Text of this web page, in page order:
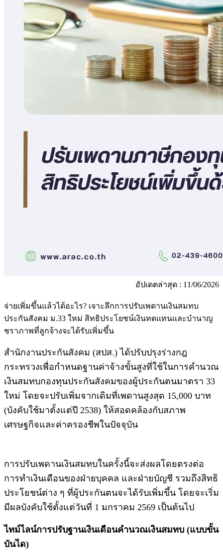
อัปเดตล่าสุด : 11/06/2026
จ่ายเพิ่มขึ้นแล้วได้อะไร? เจาะลึกการปรับเพดานเงินสมทบ
ประกันสังคม ม.33 ใหม่ สิทธิประโยชน์เงินทดแทนและบำนาญ
ชราภาพที่ลูกจ้างจะได้รับเพิ่มขึ้น
สำนักงานประกันสังคม (สปส.) ได้ปรับปรุงร่างกฎ
กระทรวงเพื่อกำหนดฐานค่าจ้างขั้นสูงที่ใช้ในการคำนวณ
เงินสมทบกองทุนประกันสังคมของผู้ประกันตนมาตรา 33
ใหม่ โดยจะปรับเพิ่มจากเดิมที่เพดานสูงสุด 15,000 บาท
(บังคับใช้มาตั้งแต่ปี 2538) ให้สอดคล้องกับสภาพ
เศรษฐกิจและค่าครองชีพในปัจจุบัน
การปรับเพดานเงินสมทบในครั้งนี้จะส่งผลโดยตรงต่อ
การทำเงินเดือนของฝ่ายบุคคล และฝ่ายบัญชี รวมถึงสิทธิ
ประโยชน์ต่าง ๆ ที่ผู้ประกันตนจะได้รับเพิ่มขึ้น โดยจะเริ่ม
มีผลบังคับใช้ตั้งแต่วันที่ 1 มกราคม 2569 เป็นต้นไป
ไทม์ไลน์การปรับฐานเงินเดือนคำนวณเงินสมทบ (แบบขั้น
บันได)